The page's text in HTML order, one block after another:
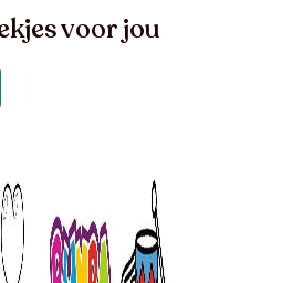
voor jou